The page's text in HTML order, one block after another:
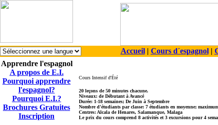
Accueil| Cours d´espagnol|
Apprendre l'espagnol
A propos de E.I.
Pourquoi apprendre
l'espagnol?
Pourquoi E.I.?
Brochures Gratuites
Inscription
Cours Intensif d'Été
20 leçons de 50 minutes chacune.
Niveaux: de Débutant à Avancé
Durée: 1-18 semaines; De Juin à Septembre
Nombre d'étudiants par classe: 7 étudiants en moyenne;
Centres: Alcala de Henares, Salamanque, Malaga
Le prix du cours comprend 8 activités et 3 excursions pour 4